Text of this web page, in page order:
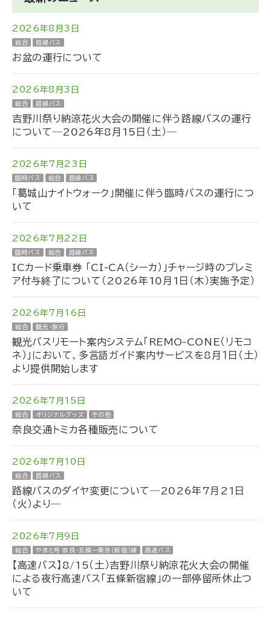
2026年8月3日
総合 路線バス
お盆の運行について
2026年8月3日
総合 路線バス
吉野川祭り納涼花火大会の開催に伴う路線バスの運行
について―2026年8月15日（土）―
2026年7月23日
臨時バス 総合 路線バス
「葛城山ナイトウォーク」開催に伴う臨時バスの運行につ
いて
2026年7月22日
臨時バス 総合 路線バス
ICカード乗車券 「CI-CA（シーカ）」チャージ時のプレミ
ア付与終了について（2026年10月1日（木）実施予定）
2026年7月16日
総合 観光・旅行
観光バスリモート案内システム「REMO-CONE（リモコ
ネ）」において、多言語ガイド案内サービスを8月１日（土）
より提供開始します
2026年7月15日
総合 オリジナルグッズ その他
奈良交通トミカ各種販売について
2026年7月10日
総合 路線バス
路線バスのダイヤ変更について―2026年7月21日
（火）より―
2026年7月9日
総合 やまと号 奈良・五條ー東京（新宿）線 高速バス
【高速バス】8/15（土）吉野川祭り納涼花火大会の開催
による夜行高速バス「五條新宿線」の一部停留所休止つ
いて